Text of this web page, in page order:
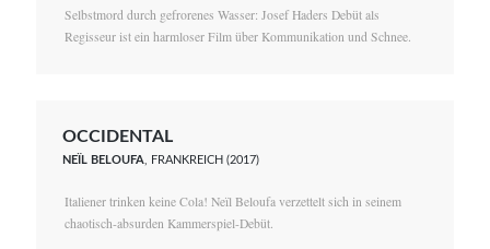
Selbstmord durch gefrorenes Wasser: Josef Haders Debüt als
Regisseur ist ein harmloser Film über Kommunikation und Schnee.
OCCIDENTAL
NEÏL BELOUFA , FRANKREICH (2017)
Italiener trinken keine Cola! Neïl Beloufa verzettelt sich in seinem
chaotisch-absurden Kammerspiel-Debüt.